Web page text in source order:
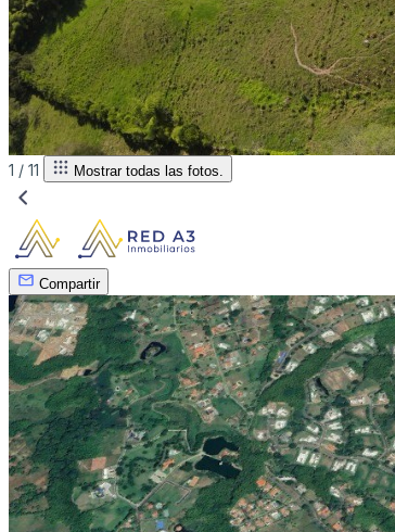
1 / 11 Mostrar todas las fotos.
Compartir